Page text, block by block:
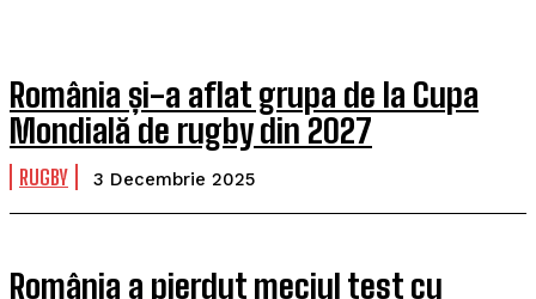
România și-a aflat grupa de la Cupa
Mondială de rugby din 2027
RUGBY 3 Decembrie 2025
România a pierdut meciul test cu